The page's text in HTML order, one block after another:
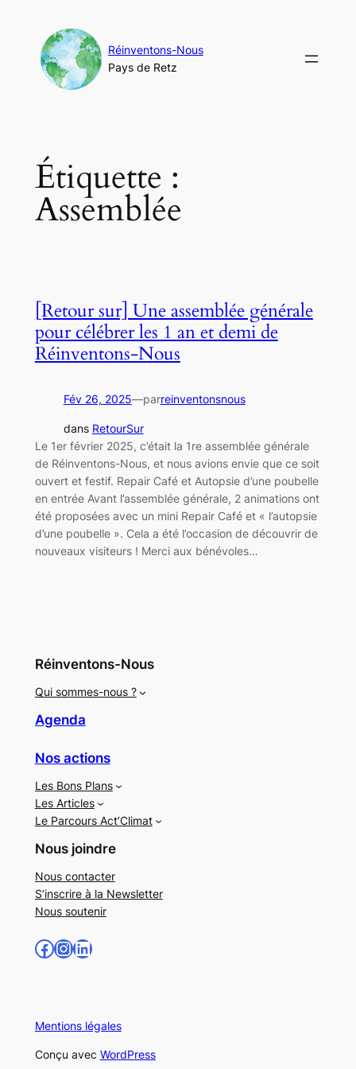
contenu
Réinventons-Nous
Pays de Retz
Étiquette :
Assemblée
[Retour sur] Une assemblée générale
pour célébrer les 1 an et demi de
Réinventons-Nous
Fév 26, 2025—parreinventonsnous
dans RetourSur
Le 1er février 2025, c’était la 1re assemblée générale
de Réinventons-Nous, et nous avions envie que ce soit
ouvert et festif. Repair Café et Autopsie d’une poubelle
en entrée Avant l’assemblée générale, 2 animations ont
été proposées avec un mini Repair Café et « l’autopsie
d’une poubelle ». Cela a été l’occasion de découvrir de
nouveaux visiteurs ! Merci aux bénévoles…
Réinventons-Nous
Qui sommes-nous ?
Agenda
Nos actions
Les Bons Plans
Les Articles
Le Parcours Act’Climat
Nous joindre
Nous contacter
S’inscrire à la Newsletter
Nous soutenir
Facebook InstagramLinkedIn
Mentions légales
Conçu avec WordPress